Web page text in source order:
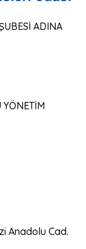
ADINA
YÖNETİM
Anadolu Cad.